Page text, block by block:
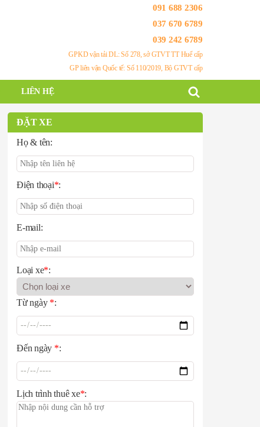
091 688 2306
037 670 6789
039 242 6789
GPKD vận tải DL: Số 278, sở GTVT TT Huế cấp
GP liên vận Quốc tế: Số 110/2019, Bộ GTVT cấp
LIÊN HỆ
ĐẶT XE
Họ & tên:
Điện thoại*:
E-mail:
Loại xe*:
Từ ngày *:
Đến ngày *:
Lịch trình thuê xe*: